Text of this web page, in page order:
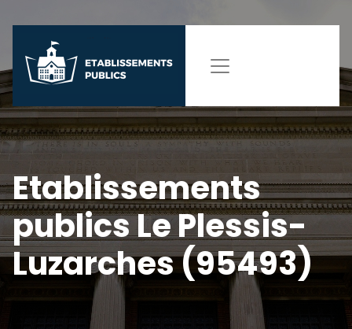
Etablissements
publics Le Plessis-
Luzarches (95493)